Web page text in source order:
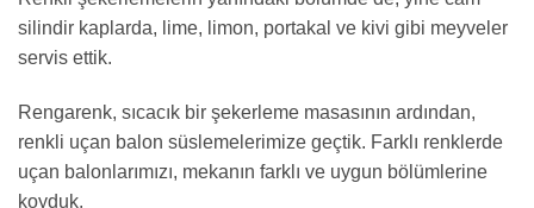
silindir kaplarda, lime, limon, portakal ve kivi gibi meyveler
servis ettik.
Rengarenk, sıcacık bir şekerleme masasının ardından,
renkli uçan balon süslemelerimize geçtik. Farklı renklerde
uçan balonlarımızı, mekanın farklı ve uygun bölümlerine
koyduk.